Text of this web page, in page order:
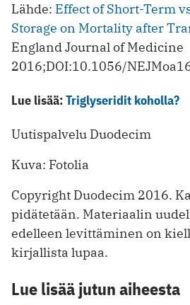
Lähde: Effect of Short-Term
Storage on Mortality after
England Journal of Medicine
2016;DOI:10.1056/
Lue lisää:Triglyseridit koholla?
Uutispalvelu Duodecim
Kuva: Fotolia
Copyright Duodecim 2016.
pidätetään. Materiaalin
edelleen levittäminen on
kirjallista lupaa.
Lue lisää jutun aiheesta